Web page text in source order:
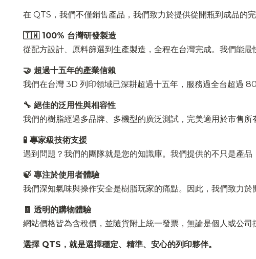
在 QTS，我們不僅銷售產品，我們致力於提供從開瓶到成品的
🇹🇼 100% 台灣研發製造
從配方設計、原料篩選到生產製造，全程在台灣完成。我們能
🤝 超過十五年的產業信賴
我們在台灣 3D 列印領域已深耕超過十五年，服務過全台超過
🔧 絕佳的泛用性與相容性
我們的樹脂經過多品牌、多機型的廣泛測試，完美適用於市售
🧪 專家級技術支援
遇到問題？我們的團隊就是您的知識庫。我們提供的不只是產
🍃 專注於使用者體驗
我們深知氣味與操作安全是樹脂玩家的痛點。因此，我們致力
🧾 透明的購物體驗
網站價格皆為含稅價，並隨貨附上統一發票，無論是個人或公司
選擇 QTS，就是選擇穩定、精準、安心的列印夥伴。